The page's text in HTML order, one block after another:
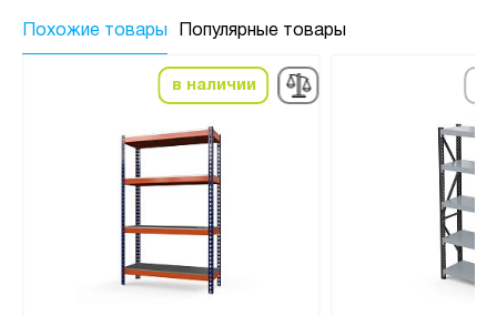
Похожие товары Популярные товары
в наличии